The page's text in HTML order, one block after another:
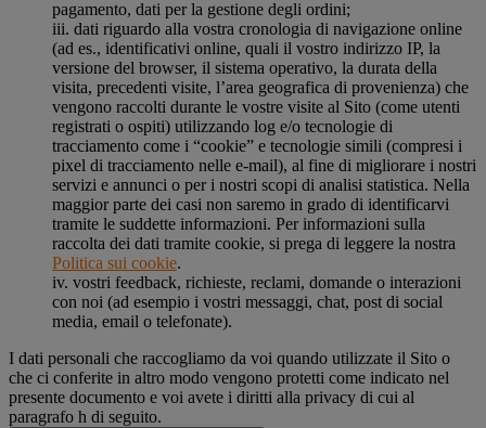
pagamento, dati per la gestione degli ordini;
iii. dati riguardo alla vostra cronologia di navigazione online
(ad es., identificativi online, quali il vostro indirizzo IP, la
versione del browser, il sistema operativo, la durata della
visita, precedenti visite, l’area geografica di provenienza) che
vengono raccolti durante le vostre visite al Sito (come utenti
registrati o ospiti) utilizzando log e/o tecnologie di
tracciamento come i “cookie” e tecnologie simili (compresi i
pixel di tracciamento nelle e-mail), al fine di migliorare i nostri
servizi e annunci o per i nostri scopi di analisi statistica. Nella
maggior parte dei casi non saremo in grado di identificarvi
tramite le suddette informazioni. Per informazioni sulla
raccolta dei dati tramite cookie, si prega di leggere la nostra
Politica sui cookie.
iv. vostri feedback, richieste, reclami, domande o interazioni
con noi (ad esempio i vostri messaggi, chat, post di social
media, email o telefonate).
I dati personali che raccogliamo da voi quando utilizzate il Sito o
che ci conferite in altro modo vengono protetti come indicato nel
presente documento e voi avete i diritti alla privacy di cui al
paragrafo h di seguito.